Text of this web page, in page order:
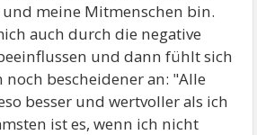
meine Mitmenschen bin.
auch durch die negative
und dann fühlt sich
noch bescheidener an: "Alle
besser und wertvoller als ich
ist es, wenn ich nicht